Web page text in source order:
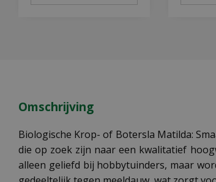
Omschrijving
Biologische Krop- of Botersla Matilda:
die op zoek zijn naar een kwalitatief
alleen geliefd bij hobbytuinders, maar